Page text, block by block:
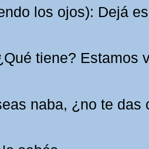
los ojos): Dejá
tiene? Estamos
naba, ¿no te das